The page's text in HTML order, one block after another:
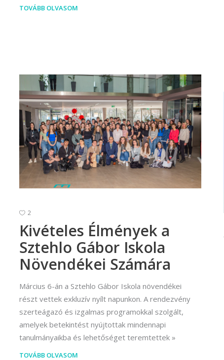
TOVÁBB OLVASOM
2
Kivételes Élmények a
Sztehlo Gábor Iskola
Növendékei Számára
Március 6-án a Sztehlo Gábor Iskola növendékei
részt vettek exkluzív nyílt napunkon. A rendezvény
szerteágazó és izgalmas programokkal szolgált,
amelyek betekintést nyújtottak mindennapi
tanulmányaikba és lehetőséget teremtettek
TOVÁBB OLVASOM